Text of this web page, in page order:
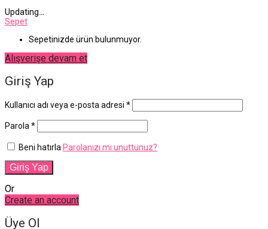
Updating…
Sepet
Sepetinizde ürün bulunmuyor.
Alışverişe devam et
Giriş Yap
Kullanıcı adı veya e-posta adresi *Gerekli
Parola *Gerekli
Beni hatırla Parolanızı mı unuttunuz?
Giriş Yap
Or
Create an account
Üye Ol